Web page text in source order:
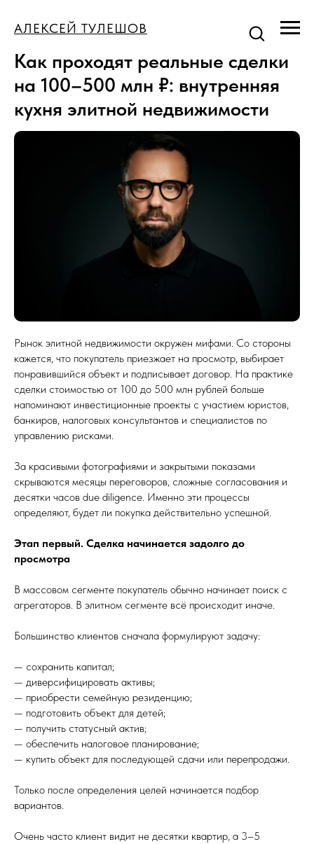
АЛЕКСЕЙ ТУЛЕШОВ
Как проходят реальные сделки
на 100–500 млн ₽: внутренняя
кухня элитной недвижимости
Рынок элитной недвижимости окружен мифами. Со стороны
кажется, что покупатель приезжает на просмотр, выбирает
понравившийся объект и подписывает договор. На практике
сделки стоимостью от 100 до 500 млн рублей больше
напоминают инвестиционные проекты с участием юристов,
банкиров, налоговых консультантов и специалистов по
управлению рисками.
За красивыми фотографиями и закрытыми показами
скрываются месяцы переговоров, сложные согласования и
десятки часов due diligence. Именно эти процессы
определяют, будет ли покупка действительно успешной.
Этап первый. Сделка начинается задолго до
просмотра
В массовом сегменте покупатель обычно начинает поиск с
агрегаторов. В элитном сегменте всё происходит иначе.
Большинство клиентов сначала формулируют задачу:
— сохранить капитал;
— диверсифицировать активы;
— приобрести семейную резиденцию;
— подготовить объект для детей;
— получить статусный актив;
— обеспечить налоговое планирование;
— купить объект для последующей сдачи или перепродажи.
Только после определения целей начинается подбор
вариантов.
Очень часто клиент видит не десятки квартир, а 3–5